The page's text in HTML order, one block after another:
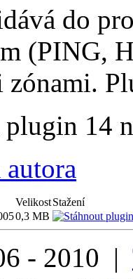
do
(PING,
zónami.
14
VelikostStažení
0,3 MB
- 2010 |